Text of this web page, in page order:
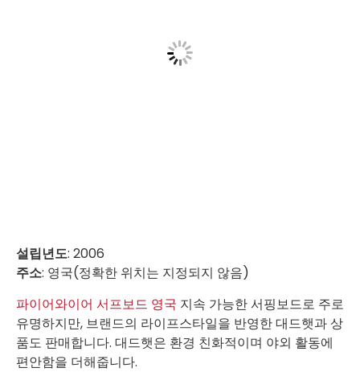
설립년도: 2006
주소: 영국(정확한 위치는 지정되지 않음)
파이어와이어 서프보드 영국 지속 가능한 서핑보드로 주로
유명하지만, 브랜드의 라이프스타일을 반영한 대드햇과 상
품도 판매합니다. 대드햇은 환경 친화적이며 야외 활동에
편안함을 더해줍니다.